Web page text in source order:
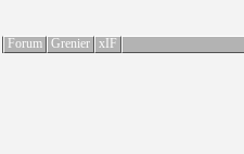
Forum Grenier xIF